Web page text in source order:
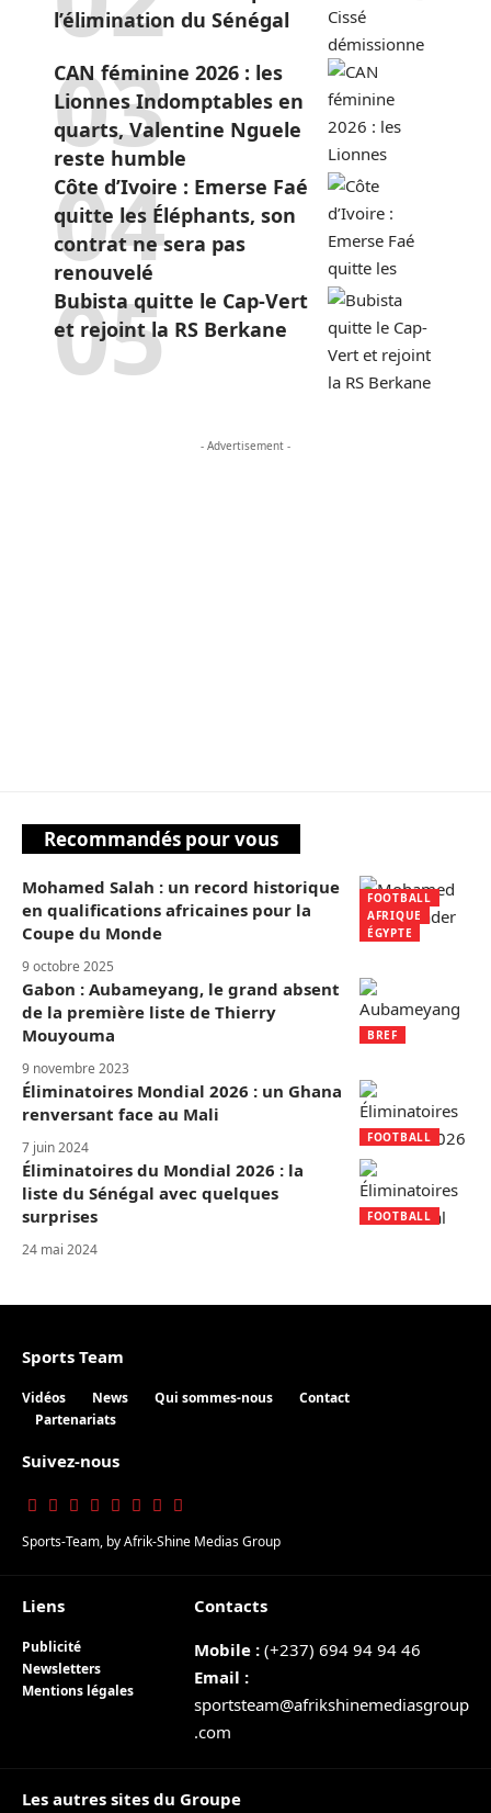
l’élimination du Sénégal
CAN féminine 2026 : les
Lionnes Indomptables en
quarts, Valentine Nguele
reste humble
Côte d’Ivoire : Emerse Faé
quitte les Éléphants, son
contrat ne sera pas
renouvelé
Bubista quitte le Cap-Vert
et rejoint la RS Berkane
- Advertisement -
Recommandés pour vous
FOOTBALL
AFRIQUE
ÉGYPTE
Mohamed Salah : un record historique
en qualifications africaines pour la
Coupe du Monde
9 octobre 2025
BREF
Gabon : Aubameyang, le grand absent
de la première liste de Thierry
Mouyouma
9 novembre 2023
FOOTBALL
Éliminatoires Mondial 2026 : un Ghana
renversant face au Mali
7 juin 2024
FOOTBALL
Éliminatoires du Mondial 2026 : la
liste du Sénégal avec quelques
surprises
24 mai 2024
Sports Team
Vidéos News Qui sommes-nous
Contact
Partenariats
Suivez-nous
Sports-Team, byAfrik-Shine Medias Group
Liens
Publicité
Newsletters
Mentions légales
Contacts
Mobile : (+237) 694 94 94 46
Email :
sportsteam@afrikshinemediasgroup
.com
Les autres sites du Groupe